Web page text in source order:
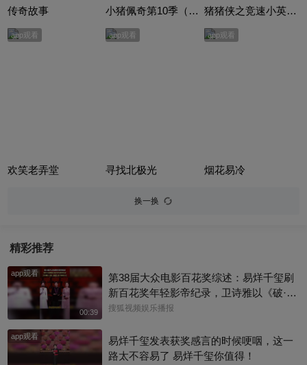
传奇故事 小猪佩奇第10季（Peppa Pig Season 10）（中文版） 有声音频 猪猪侠之竞速小英雄合集
app观看
欢笑老弄堂
app观看
寻找北极光
app观看
烟花易冷
换一换
精彩推荐
app观看
00:39
第38届大众电影百花奖综述：易烊千玺刷
新百花奖年轻影帝纪录，卫诗雅以《破·地
狱》拿下最佳女主
搜狐视频娱乐播报
app观看
易烊千玺发表获奖感言的时候哽咽，这一
路太不容易了 易烊千玺你值得！